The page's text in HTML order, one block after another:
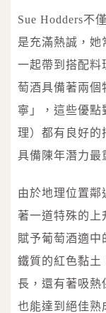
Sue Hodders不
是充滿熱誠，她
一起帶到搭配料
萄酒具備著兩
寧」，這些優點
理）都有良好的
具備陳年潛力最
由於地理位置鄰
著一道特殊的上
賦予葡萄酒適中
鐵質的紅色黏土
長，還有著吸熱
也能達到絕佳熟